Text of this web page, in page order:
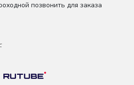
позвонить для заказа